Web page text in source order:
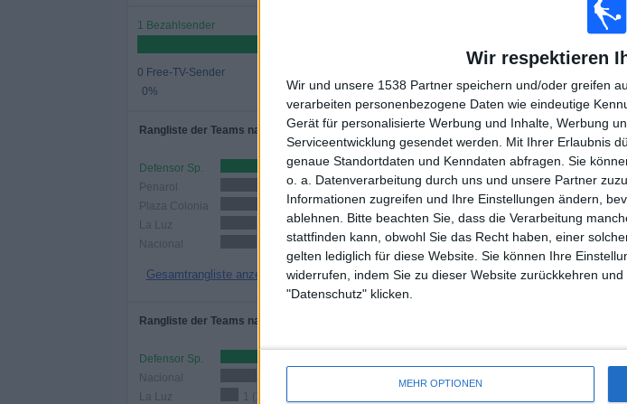
Wir respektieren
Wir und unsere 1538 Partner speichern und/oder greifen
verarbeiten personenbezogene Daten wie eindeutige
Gerät für personalisierte Werbung und Inhalte, Werbung
Serviceentwicklung gesendet werden.
Mit Ihrer Erlaubnis
genaue Standortdaten und Kenndaten abfragen. Sie
o. a. Datenverarbeitung durch uns und unsere Partner
Informationen zugreifen und Ihre Einstellungen ändern,
ablehnen.
Bitte beachten Sie, dass die Verarbeitung
stattfinden kann, obwohl Sie das Recht haben, einer
gelten lediglich für diese Website. Sie können Ihre
widerrufen, indem Sie zu dieser Website zurückkehren
"Datenschutz" klicken.
MEHR OPTIONEN
1 Bezahlsender
0 Free-TV-Sender
0%
Rangliste der Teams nach Anzahl der Spiele
Defensor Sp.
5 (50%)
Penarol
4 (40%)
Plaza Colonia
3 (30%)
La Luz
2 (20%)
Nacional
2 (20%)
Gesamtrangliste anzeigen
Rangliste der Teams nach
Gesamtrangliste anzeigen
Rangliste der Teams nach Anzahl der Heimspiele
Defensor Sp.
Nacional
La Luz
1 (10%)
Plaza Colonia